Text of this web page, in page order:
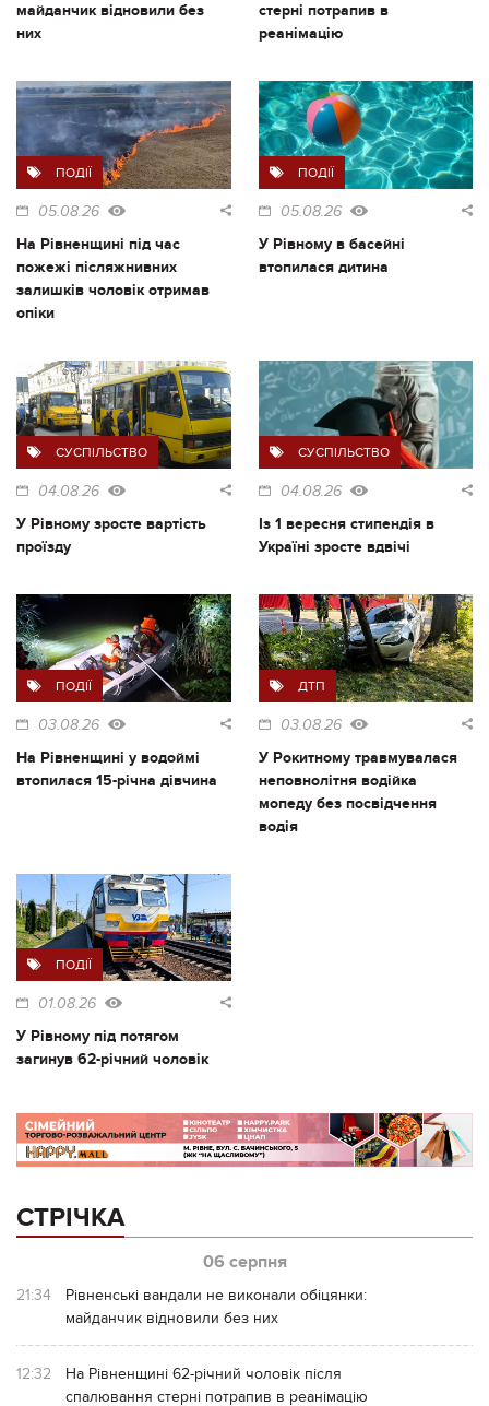
майданчик відновили без
них
стерні потрапив в
реанімацію
ПОДІЇ
05.08.26
На Рівненщині під час
пожежі післяжнивних
залишків чоловік отримав
опіки
ПОДІЇ
05.08.26
У Рівному в басейні
втопилася дитина
СУСПІЛЬСТВО
04.08.26
У Рівному зросте вартість
проїзду
СУСПІЛЬСТВО
04.08.26
Із 1 вересня стипендія в
Україні зросте вдвічі
ПОДІЇ
03.08.26
На Рівненщині у водоймі
втопилася 15-річна дівчина
ДТП
03.08.26
У Рокитному травмувалася
неповнолітня водійка
мопеду без посвідчення
водія
ПОДІЇ
01.08.26
У Рівному під потягом
загинув 62-річний чоловік
СТРІЧКА
06 серпня
21:34
Рівненські вандали не виконали обіцянки:
майданчик відновили без них
12:32
На Рівненщині 62-річний чоловік після
спалювання стерні потрапив в реанімацію